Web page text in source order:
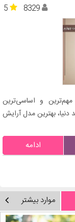
5 8329
و اساسی‌ترین
بهترین مدل آرایش
ادامه
موارد بیشتر